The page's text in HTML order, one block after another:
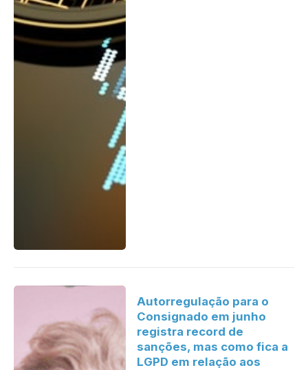
Autorregulação para o
Consignado em junho
registra record de
sanções, mas como fica a
LGPD em relação aos